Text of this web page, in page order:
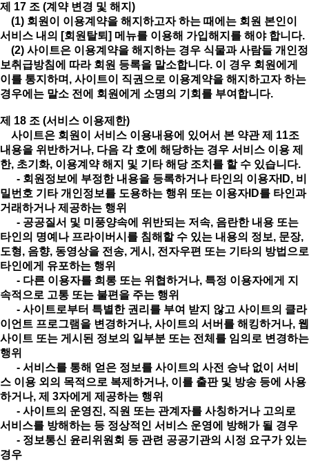
제 17 조 (계약 변경 및 해지)
(1) 회원이 이용계약을 해지하고자 하는 때에는 회원 본인이
서비스 내의 [회원탈퇴] 메뉴를 이용해 가입해지를 해야 합니다.
(2) 사이트은 이용계약을 해지하는 경우 식물과 사람들 개인정
보취급방침에 따라 회원 등록을 말소합니다. 이 경우 회원에게
이를 통지하며, 사이트이 직권으로 이용계약을 해지하고자 하는
경우에는 말소 전에 회원에게 소명의 기회를 부여합니다.
제 18 조 (서비스 이용제한)
사이트은 회원이 서비스 이용내용에 있어서 본 약관 제 11조
내용을 위반하거나, 다음 각 호에 해당하는 경우 서비스 이용 제
한, 초기화, 이용계약 해지 및 기타 해당 조치를 할 수 있습니다.
- 회원정보에 부정한 내용을 등록하거나 타인의 이용자ID, 비
밀번호 기타 개인정보를 도용하는 행위 또는 이용자ID를 타인과
거래하거나 제공하는 행위
- 공공질서 및 미풍양속에 위반되는 저속, 음란한 내용 또는
타인의 명예나 프라이버시를 침해할 수 있는 내용의 정보, 문장,
도형, 음향, 동영상을 전송, 게시, 전자우편 또는 기타의 방법으로
타인에게 유포하는 행위
- 다른 이용자를 희롱 또는 위협하거나, 특정 이용자에게 지
속적으로 고통 또는 불편을 주는 행위
- 사이트로부터 특별한 권리를 부여 받지 않고 사이트의 클라
이언트 프로그램을 변경하거나, 사이트의 서버를 해킹하거나, 웹
사이트 또는 게시된 정보의 일부분 또는 전체를 임의로 변경하는
행위
- 서비스를 통해 얻은 정보를 사이트의 사전 승낙 없이 서비
스 이용 외의 목적으로 복제하거나, 이를 출판 및 방송 등에 사용
하거나, 제 3자에게 제공하는 행위
- 사이트의 운영진, 직원 또는 관계자를 사칭하거나 고의로
서비스를 방해하는 등 정상적인 서비스 운영에 방해가 될 경우
- 정보통신 윤리위원회 등 관련 공공기관의 시정 요구가 있는
경우